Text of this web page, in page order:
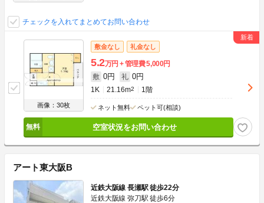
チェックを入れてまとめてお問い合わせ
画像：30枚
敷金なし 礼金なし
5.2万円 管理費5,000円
敷 0円 礼 0円
1K 21.16m2 1階
ネット無料 ペット可(相談)
空室状況をお問い合わせ
アート東大阪B
近鉄大阪線 長瀬駅 徒歩22分
近鉄大阪線 弥刀駅 徒歩6分